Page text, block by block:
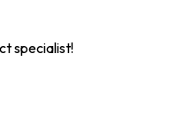
specialist!